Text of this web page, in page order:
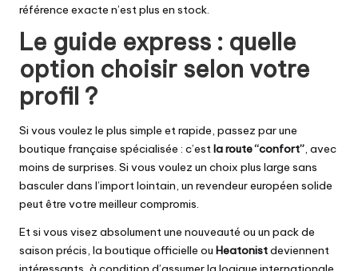
référence exacte n’est plus en stock.
Le guide express : quelle
option choisir selon votre
profil ?
Si vous voulez le plus simple et rapide, passez par une
boutique française spécialisée : c’estla route “confort”, avec
moins de surprises. Si vous voulez un choix plus large sans
basculer dans l’import lointain, un revendeur européen solide
peut être votre meilleur compromis.
Et si vous visez absolument une nouveauté ou un pack de
saison précis, la boutique officielle ou Heatonistdeviennent